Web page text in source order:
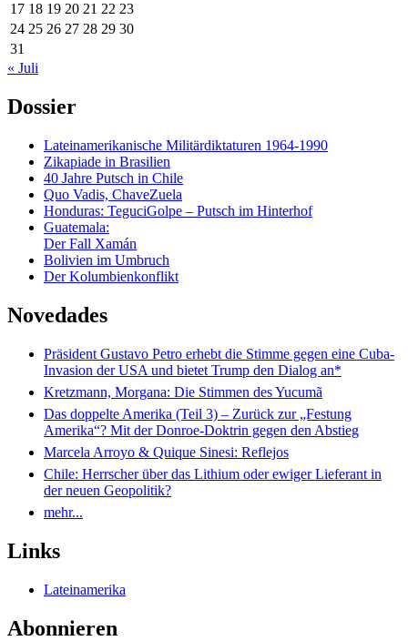
17 18 19 20 21 22 23
24 25 26 27 28 29 30
31
« Juli
Dossier
Lateinamerikanische Militärdiktaturen 1964-1990
Zikapiade in Brasilien
40 Jahre Putsch in Chile
Quo Vadis, ChaveZuela
Honduras: TeguciGolpe – Putsch im Hinterhof
Guatemala:
Der Fall Xamán
Bolivien im Umbruch
Der Kolumbienkonflikt
Novedades
Präsident Gustavo Petro erhebt die Stimme gegen eine Cuba-
Invasion der USA und bietet Trump den Dialog an*
Kretzmann, Morgana: Die Stimmen des Yucumã
Das doppelte Amerika (Teil 3) – Zurück zur „Festung
Amerika“? Mit der Donroe-Doktrin gegen den Abstieg
Marcela Arroyo & Quique Sinesi: Reflejos
Chile: Herrscher über das Lithium oder ewiger Lieferant in
der neuen Geopolitik?
mehr...
Links
Lateinamerika
Abonnieren